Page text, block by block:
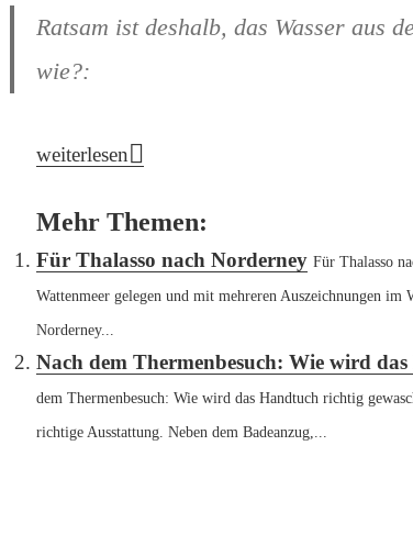
Ratsam ist deshalb, das Wasser aus
wie?:
Nach dem Bad: Wasser aus dem Ohr entfernen
weiterlesen
Mehr Themen:
Für Thalasso nach Norderney Für Thalasso
Wattenmeer gelegen und mit mehreren Auszeichnungen
Norderney...
Nach dem Thermenbesuch: Wie wird
dem Thermenbesuch: Wie wird das Handtuch richtig
richtige Ausstattung. Neben dem Badeanzug,...